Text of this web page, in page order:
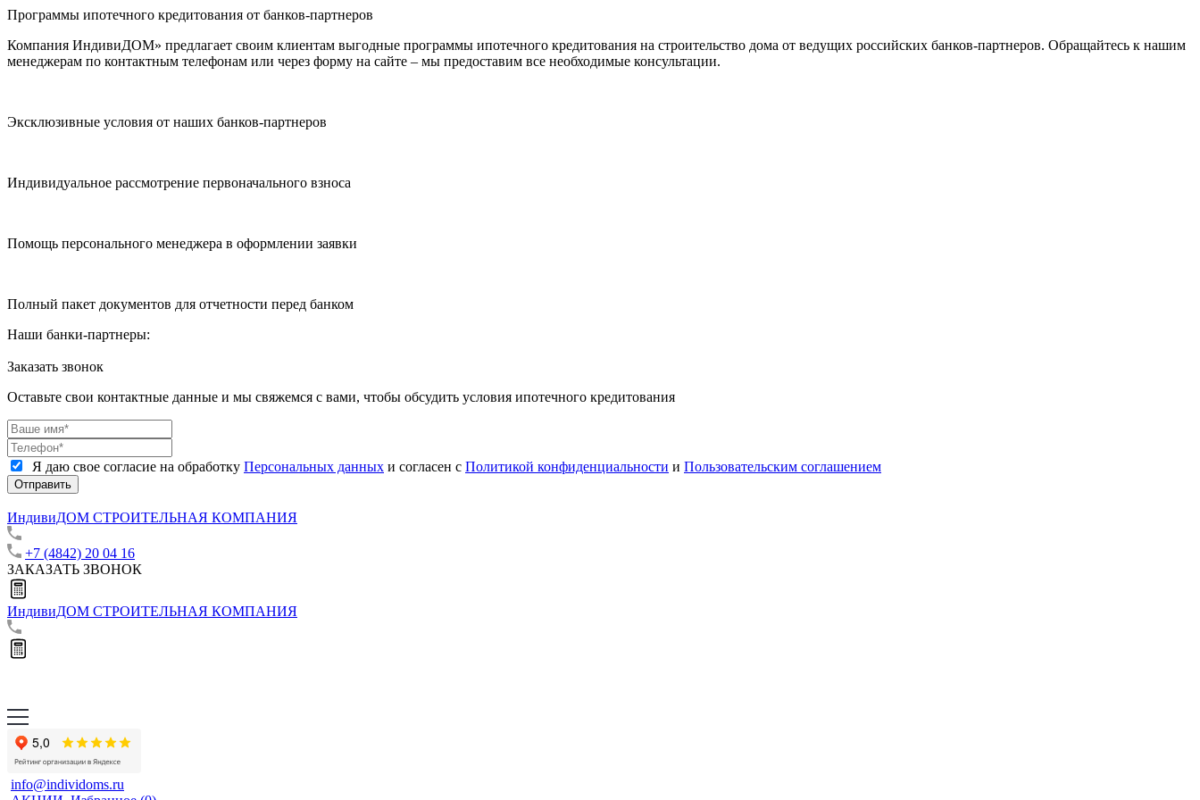
Программы ипотечного кредитования от банков-партнеров
Компания ИндивиДОМ» предлагает своим клиентам выгодные программы ипотечного кредитования на строительство дома от ведущих российских банков-партнеров. Обращайтесь к нашим
менеджерам по контактным телефонам или через форму на сайте – мы предоставим все необходимые консультации.
Эксклюзивные условия от наших банков-партнеров
Индивидуальное рассмотрение первоначального взноса
Помощь персонального менеджера в оформлении заявки
Полный пакет документов для отчетности перед банком
Наши банки-партнеры:
Заказать звонок
Оставьте свои контактные данные и мы свяжемся с вами, чтобы обсудить условия ипотечного кредитования
Я даю свое согласие на обработку Персональных данных и согласен с Политикой конфиденциальности и Пользовательским соглашением
Отправить
ИндивиДОМ СТРОИТЕЛЬНАЯ КОМПАНИЯ
+7 (4842) 20 04 16
ЗАКАЗАТЬ ЗВОНОК
ИндивиДОМ СТРОИТЕЛЬНАЯ КОМПАНИЯ
info@individoms.ru